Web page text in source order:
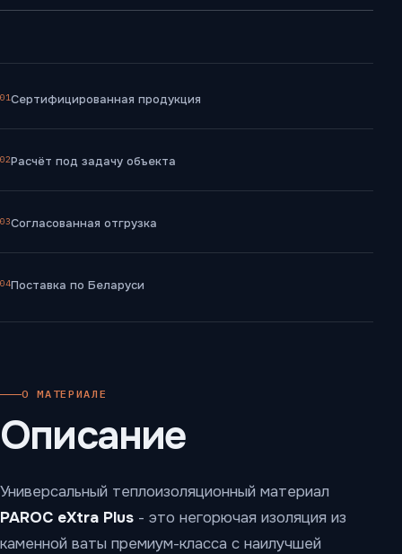
01Сертифицированная продукция
02Расчёт под задачу объекта
03Согласованная отгрузка
04Поставка по Беларуси
О МАТЕРИАЛЕ
Описание
Универсальный теплоизоляционный материал
PAROC eXtra Plus - это негорючая изоляция из
каменной ваты премиум-класса с наилучшей